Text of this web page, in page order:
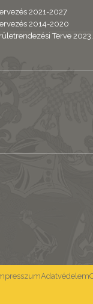
2021-2027
2014-2020
Terve 2023.
Adatvédelem